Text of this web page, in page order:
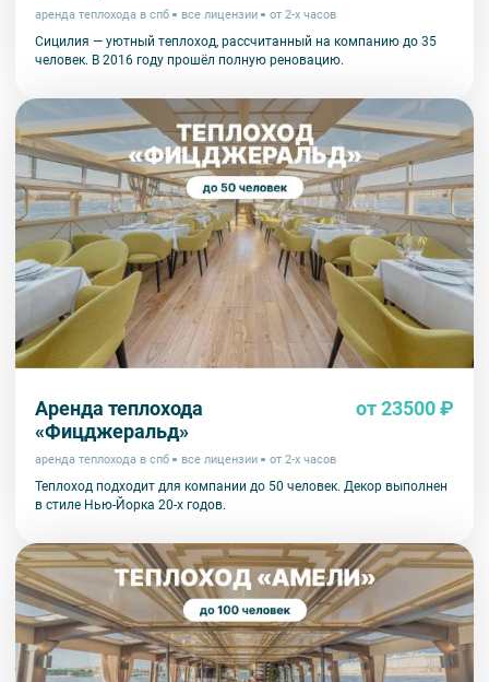
аренда теплохода в спб все лицензии от 2-х часов
Сицилия — уютный теплоход, рассчитанный на компанию до 35
человек. В 2016 году прошёл полную реновацию.
Аренда теплохода
«Фицджеральд»
от 23500 ₽
аренда теплохода в спб все лицензии от 2-х часов
Теплоход подходит для компании до 50 человек. Декор выполнен
в стиле Нью-Йорка 20-х годов.